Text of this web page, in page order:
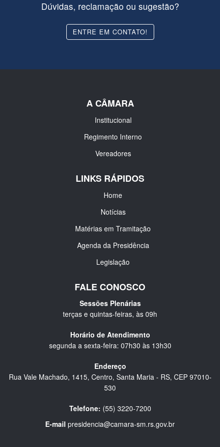
Dúvidas, reclamação ou sugestão?
ENTRE EM CONTATO!
A CÂMARA
Institucional
Regimento Interno
Vereadores
LINKS RÁPIDOS
Home
Notícias
Matérias em Tramitação
Agenda da Presidência
Legislação
FALE CONOSCO
Sessões Plenárias
terças e quintas-feiras, às 09h
Horário de Atendimento
segunda a sexta-feira: 07h30 às 13h30
Endereço
Rua Vale Machado, 1415, Centro, Santa Maria - RS, CEP 97010-
530
Telefone: (55) 3220-7200
E-mail presidencia@camara-sm.rs.gov.br